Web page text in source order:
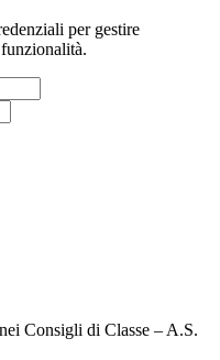
per gestire
Consigli di Classe – A.S.